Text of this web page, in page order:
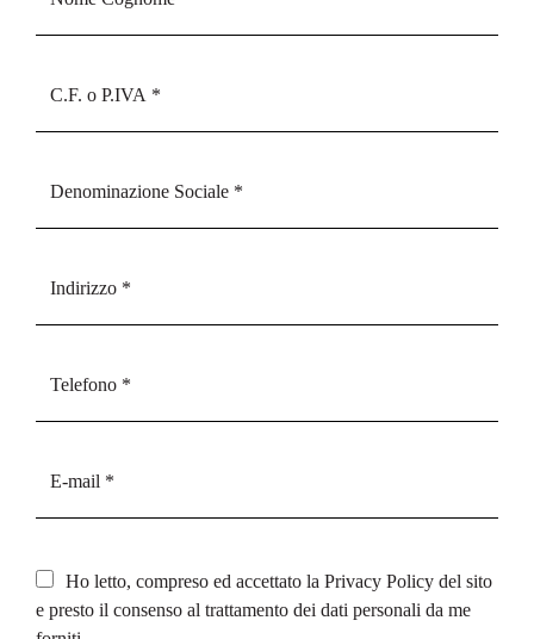
Ho letto, compreso ed accettato la Privacy Policy del sito
e presto il consenso al trattamento dei dati personali da me